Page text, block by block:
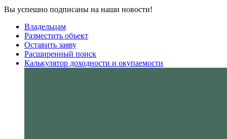
Вы успешно подписаны на наши новости!
Владельцам
Разместить объект
Оставить заяву
Расширенный поиск
Калькулятор доходности и окупаемости